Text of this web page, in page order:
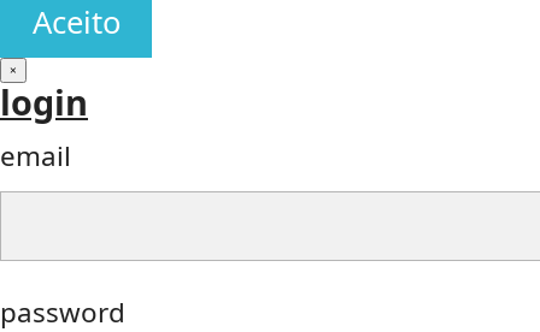
Aceito
×
login
email
password